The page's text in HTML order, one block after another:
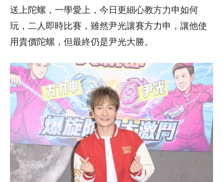
送上陀螺，一學愛上，今日更細心教方力申如何
玩，二人即時比賽，雖然尹光讓賽方力申，讓他使
用貴價陀螺，但最終仍是尹光大勝。